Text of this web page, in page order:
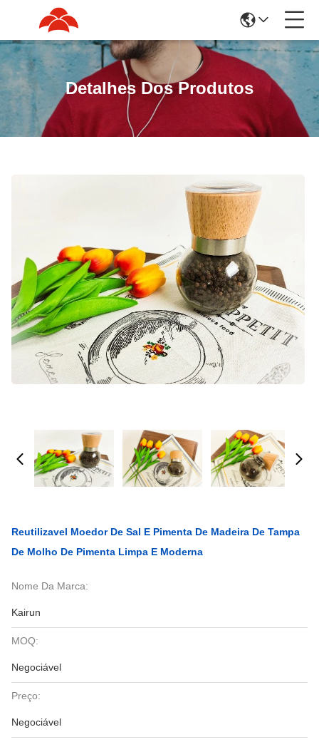
Detalhes Dos Produtos
Reutilizavel Moedor De Sal E Pimenta De Madeira De Tampa
De Molho De Pimenta Limpa E Moderna
Nome Da Marca:
Kairun
MOQ:
Negociável
Preço:
Negociável